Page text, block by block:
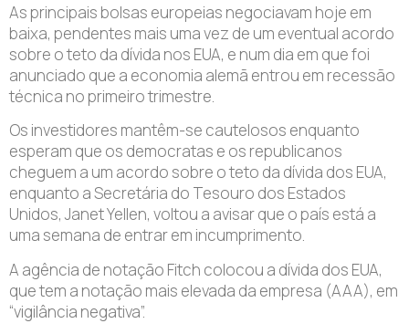
As principais bolsas europeias negociavam hoje em
baixa, pendentes mais uma vez de um eventual acordo
sobre o teto da dívida nos EUA, e num dia em que foi
anunciado que a economia alemã entrou em recessão
técnica no primeiro trimestre.
Os investidores mantêm-se cautelosos enquanto
esperam que os democratas e os republicanos
cheguem a um acordo sobre o teto da dívida dos EUA,
enquanto a Secretária do Tesouro dos Estados
Unidos, Janet Yellen, voltou a avisar que o país está a
uma semana de entrar em incumprimento.
A agência de notação Fitch colocou a dívida dos EUA,
que tem a notação mais elevada da empresa (AAA), em
“vigilância negativa”.